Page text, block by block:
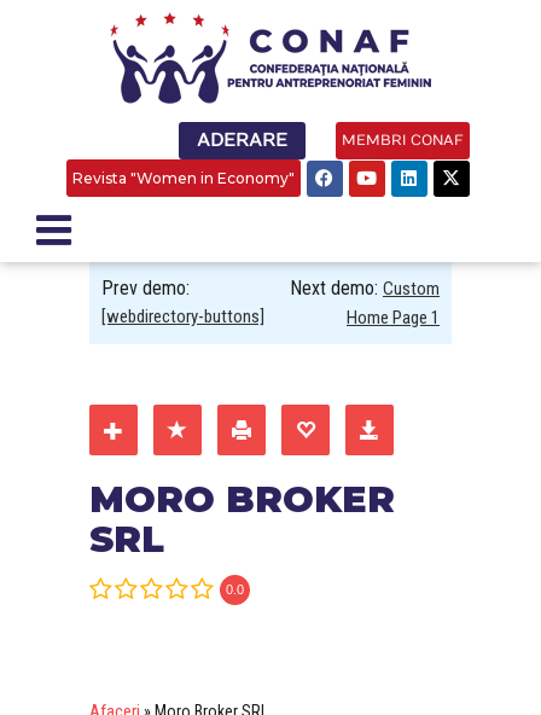
ADERARE MEMBRI CONAF
Revista "Women in Economy"
Prev demo:
[webdirectory-buttons]
Next demo: Custom
Home Page 1
MORO BROKER
SRL
0.0